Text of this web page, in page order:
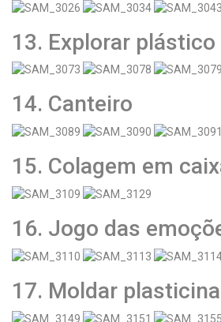
13. Explorar
14. Canteiro
15. Colagem em
16. Jogo das
17. Moldar plasticina